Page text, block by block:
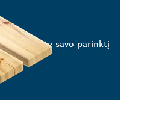
Pasirinkite savo parinktį